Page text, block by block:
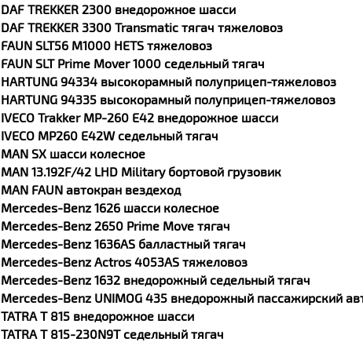
DAF TREKKER 2300 внедорожное шасси
DAF TREKKER 3300 Transmatic тягач тяжеловоз
FAUN SLT56 M1000 HETS тяжеловоз
FAUN SLT Prime Mover 1000 седельный тягач
HARTUNG 94334 высокорамный полуприцеп-тяжеловоз
HARTUNG 94335 высокорамный полуприцеп-тяжеловоз
IVECO Trakker MP-260 E42 внедорожное шасси
IVECO MP260 E42W седельный тягач
MAN SX шасси колесное
MAN 13.192F/42 LHD Military бортовой грузовик
MAN FAUN автокран вездеход
Mercedes-Benz 1626 шасси колесное
Mercedes-Benz 2650 Prime Move тягач
Mercedes-Benz 1636AS балластный тягач
Mercedes-Benz Actros 4053AS тяжеловоз
Mercedes-Benz 1632 внедорожный седельный тягач
Mercedes-Benz UNIMOG 435 внедорожный пассажирский
TATRA T 815 внедорожное шасси
TATRA T 815-230N9T седельный тягач